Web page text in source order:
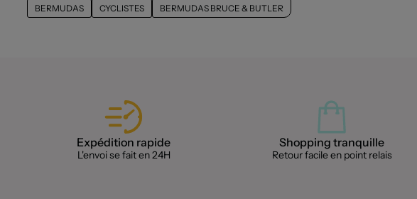
BERMUDAS CYCLISTES BERMUDAS BRUCE & BUTLER
Expédition rapide
L'envoi se fait en 24H
Shopping tranquille
Retour facile en point relais